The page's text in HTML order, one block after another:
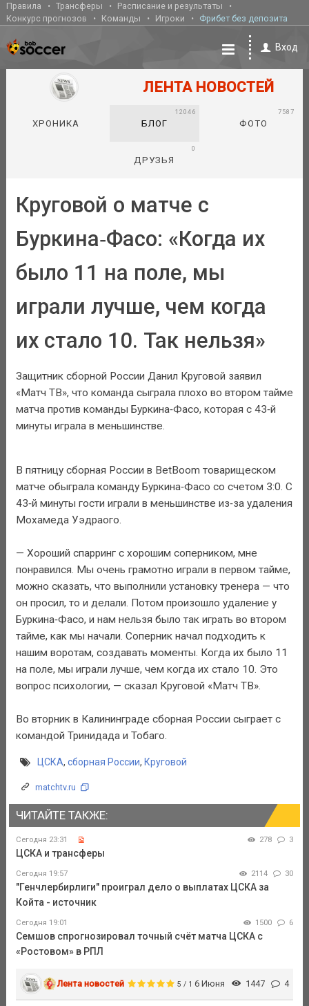
Правила Трансферы
Расписание и результаты
Конкурс прогнозов
Команды Игроки Фрибет без депозита
Вход
ЛЕНТА НОВОСТЕЙ
ХРОНИКА БЛОГ
12046
ФОТО
7587
ДРУЗЬЯ
0
Круговой о матче с
Буркина‑Фасо: «Когда их
было 11 на поле, мы
играли лучше, чем когда
их стало 10. Так нельзя»
Защитник сборной России Данил Круговой заявил
«Матч ТВ», что команда сыграла плохо во втором тайме
матча против команды Буркина‑Фасо, которая с 43‑й
минуты играла в меньшинстве.
В пятницу сборная России в BetBoom товарищеском
матче обыграла команду Буркина‑Фасо со счетом 3:0. С
43‑й минуты гости играли в меньшинстве из‑за удаления
Мохамеда Уэдраого.
— Хороший спарринг с хорошим соперником, мне
понравился. Мы очень грамотно играли в первом тайме,
можно сказать, что выполнили установку тренера — что
он просил, то и делали. Потом произошло удаление у
Буркина‑Фасо, и нам нельзя было так играть во втором
тайме, как мы начали. Соперник начал подходить к
нашим воротам, создавать моменты. Когда их было 11
на поле, мы играли лучше, чем когда их стало 10. Это
вопрос психологии, — сказал Круговой «Матч ТВ».
Во вторник в Калининграде сборная России сыграет с
командой Тринидада и Тобаго.
ЦСКА, сборная России, Круговой
matchtv.ru
ЧИТАЙТЕ ТАКЖЕ:
Сегодня 23:31 278 3
ЦСКА и трансферы
Сегодня 19:57 2114 30
"Генчлербирлиги" проиграл дело о выплатах ЦСКА за
Койта - источник
Сегодня 19:01 1500 6
Семшов спрогнозировал точный счёт матча ЦСКА с
«Ростовом» в РПЛ
Лента новостей 5 / 1 6 Июня 1447 4